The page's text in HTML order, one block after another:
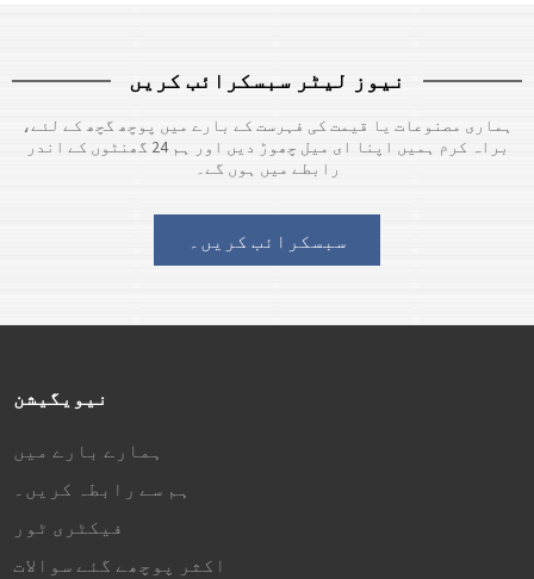
23-8-i...نیوز لیٹر سبسکرائب کریں
ہماری مصنوعات یا قیمت کی فہرست کے بارے میں پوچھ گچھ کے لئے،
براہ کرم ہمیں اپنا ای میل چھوڑ دیں اور ہم 24 گھنٹوں کے اندر
رابطے میں ہوں گے۔
سبسکرائب کریں۔
نیویگیشن
ہمارے بارے میں
ہم سے رابطہ کریں۔
فیکٹری ٹور
اکثر پوچھے گئے سوالات